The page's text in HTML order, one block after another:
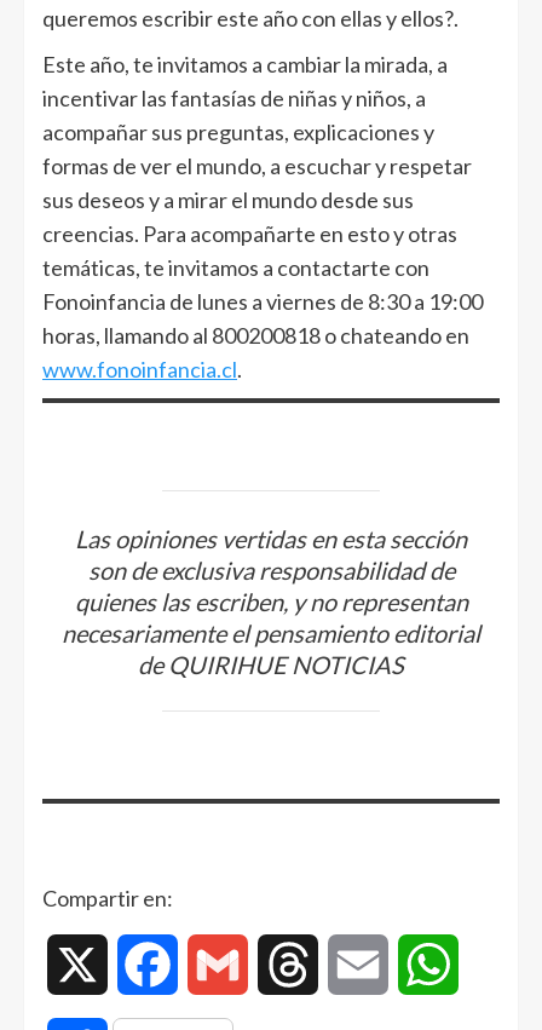
queremos escribir este año con ellas y ellos?.
Este año, te invitamos a cambiar la mirada, a
incentivar las fantasías de niñas y niños, a
acompañar sus preguntas, explicaciones y
formas de ver el mundo, a escuchar y respetar
sus deseos y a mirar el mundo desde sus
creencias. Para acompañarte en esto y otras
temáticas, te invitamos a contactarte con
Fonoinfancia de lunes a viernes de 8:30 a 19:00
horas, llamando al 800200818 o chateando en
www.fonoinfancia.cl.
Las opiniones vertidas en esta sección
son de exclusiva responsabilidad de
quienes las escriben, y no representan
necesariamente el pensamiento editorial
de QUIRIHUE NOTICIAS
Compartir en:
Facebook Gmail Threads Email